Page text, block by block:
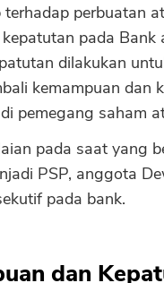
perbuatan
pada
dilakukan
kemampuan dan
pemegang saham
pada saat yang
PSP, anggota
pada bank.
dan